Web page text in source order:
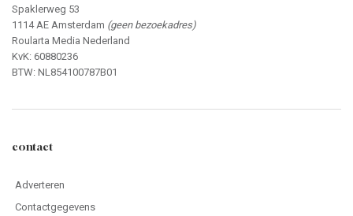
Spaklerweg 53
1114 AE Amsterdam (geen bezoekadres)
Roularta Media Nederland
KvK: 60880236
BTW: NL854100787B01
contact
Adverteren
Contactgegevens